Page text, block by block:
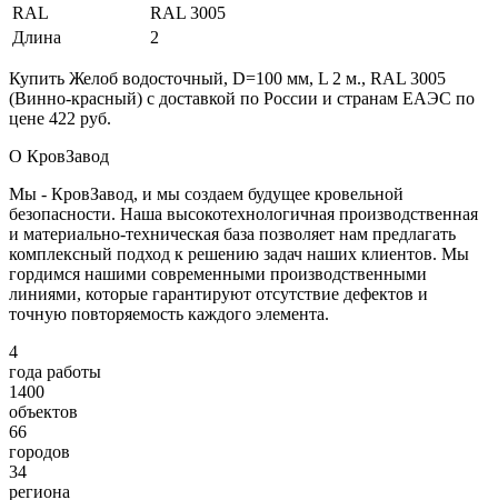
RAL
RAL 3005
Длина
2
Купить Желоб водосточный, D=100 мм, L 2 м., RAL 3005
(Винно-красный) с доставкой по России и странам ЕАЭС по
цене 422 руб.
О КровЗавод
Мы - КровЗавод, и мы создаем будущее кровельной
безопасности. Наша высокотехнологичная производственная
и материально-техническая база позволяет нам предлагать
комплексный подход к решению задач наших клиентов. Мы
гордимся нашими современными производственными
линиями, которые гарантируют отсутствие дефектов и
точную повторяемость каждого элемента.
4
года работы
1400
объектов
66
городов
34
региона